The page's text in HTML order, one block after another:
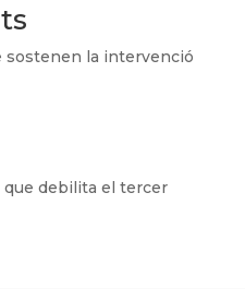
sostenen la intervenció
que debilita el tercer